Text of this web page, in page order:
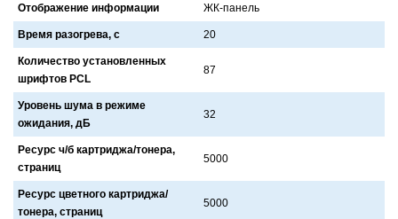
Отображение информации ЖК-пaнель
Время разогрева, с 20
Количество установленных
шрифтов PCL
87
Уровень шума в режиме
ожидания, дБ
32
Ресурс ч/б картриджа/тонера,
страниц
5000
Ресурс цветного картриджа/
тонера, страниц
5000